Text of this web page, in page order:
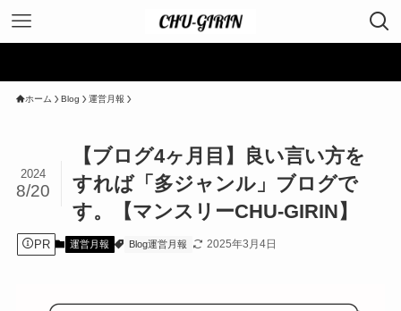
ホーム Blog 運営月報
【ブログ4ヶ月目】良い言い方を
すれば「多ジャンル」ブログで
す。【マンスリーCHU-GIRIN】
2024
8/20
PR 運営月報 Blog運営月報 2025年3月4日